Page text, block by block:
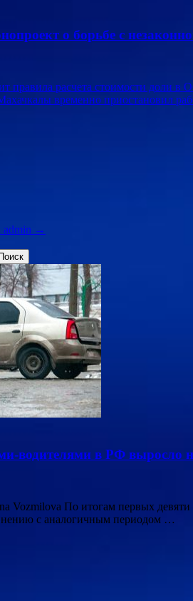
о борьбе с
правила расчета стоимости доли в
временно приостановил
admin →
Поиск
водителями в РФ выросло
Vozmilova По итогам первых
с аналогичным периодом …